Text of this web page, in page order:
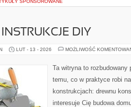
SPONSOROWANE
DIY
LUT - 13 - 2026 MOŻLIWOŚĆ
Ta witryna to rozbudowany
temu, co w praktyce robi
konstrukcjach: drewnu
interesuje Cię budowa